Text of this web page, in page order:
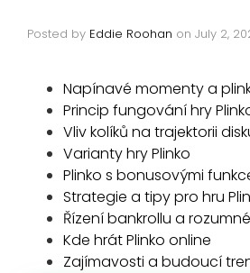
Posted by Eddie Roohan on July 2,
Napínavé momenty a
Princip fungování hry
Vliv kolíků na trajektorii
Varianty hry Plinko
Plinko s bonusovými
Strategie a tipy pro hru
Řízení bankrollu a
Kde hrát Plinko online
Zajímavosti a budoucí